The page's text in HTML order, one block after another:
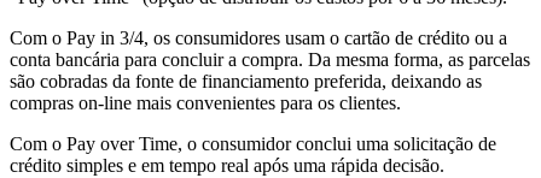
Com o Pay in 3/4, os consumidores usam o cartão de crédito ou a
conta bancária para concluir a compra. Da mesma forma, as parcelas
são cobradas da fonte de financiamento preferida, deixando as
compras on-line mais convenientes para os clientes.
Com o Pay over Time, o consumidor conclui uma solicitação de
crédito simples e em tempo real após uma rápida decisão.